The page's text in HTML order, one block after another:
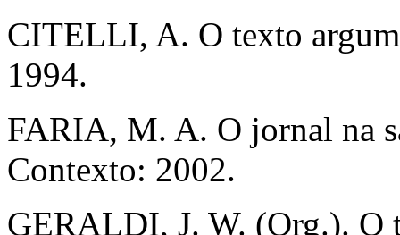
CITELLI, A. O texto
1994.
FARIA, M. A. O jornal na
Contexto: 2002.
GERALDI, J. W. (Org.). O